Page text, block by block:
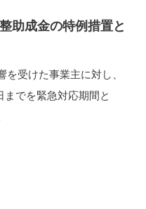
助成金の特例措置と
受けた事業主に対し、
でを緊急対応期間と